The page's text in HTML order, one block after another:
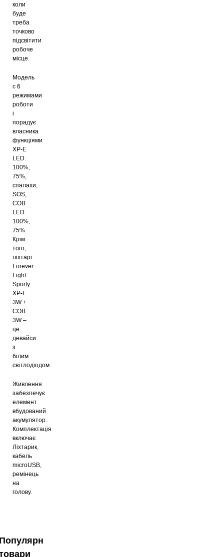
коли
буде
треба
точково
підсвітити
робоче
місце.
Модель
с 6
режимами
роботи
і
порадує
власника
функціями
XP-E
LED:
100%,
75%,
спалахи,
SOS,
COB
LED:
100%,
75%.
Крім
того,
ліхтарі
Forever
Light
Sporty
XP-E
3W +
COB
3W –
це
девайси
з
білим
світлодіодом.
Живлення
забезпечує
елемент
вбудований
акумулятор.
Комплектація
включає
Ліхтарик,
кабель
microUSB,
ремінець
на
голову.